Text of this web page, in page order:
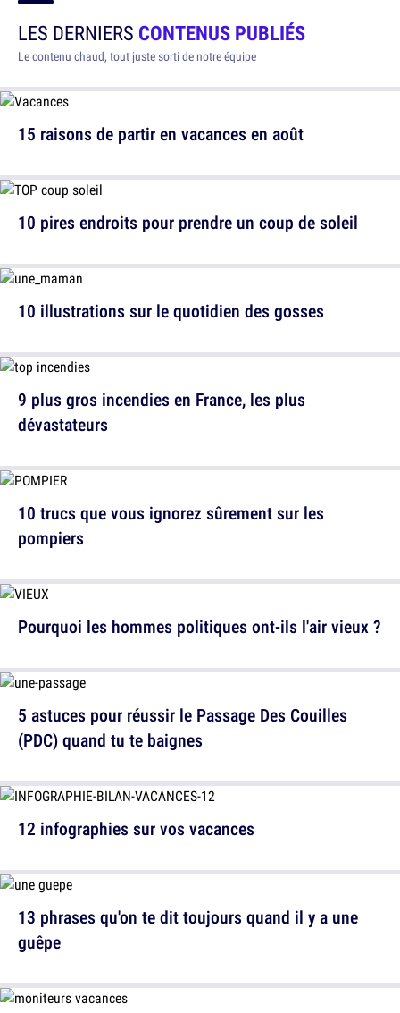
LES DERNIERS CONTENUS PUBLIÉS
Le contenu chaud, tout juste sorti de notre équipe
15 raisons de partir en vacances en août
10 illustrations sur le quotidien des gosses
10 trucs que vous ignorez sûrement sur les
pompiers
5 astuces pour réussir le Passage Des Couilles
(PDC) quand tu te baignes
13 phrases qu'on te dit toujours quand il y a une
guêpe
10 pires endroits pour prendre un coup de soleil
9 plus gros incendies en France, les plus
dévastateurs
Pourquoi les hommes politiques ont-ils l'air vieux ?
12 infographies sur vos vacances